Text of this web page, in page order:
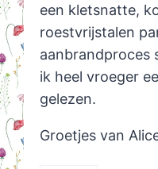
een kletsnatte,
roestvrijstalen
aanbrandproces
ik heel vroeger
gelezen.
Groetjes van